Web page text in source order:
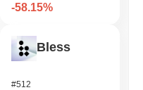
-58.15%
Bless
#512